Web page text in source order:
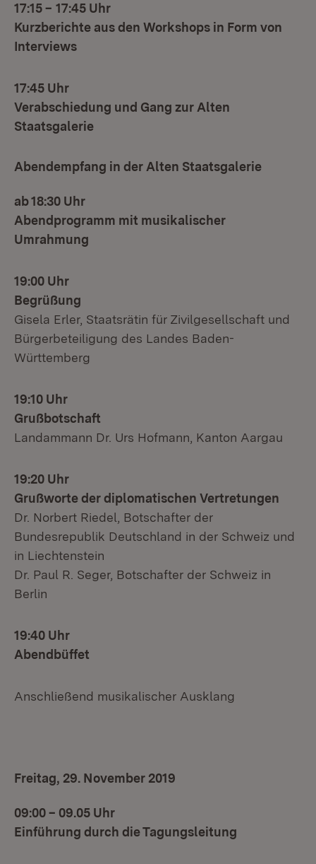
17:15– 17:45 Uhr
Kurzberichte aus den Workshops in Form von
Interviews
17:45 Uhr
Verabschiedung und Gang zur Alten
Staatsgalerie
Abendempfang in der Alten Staatsgalerie
ab 18:30 Uhr
Abendprogramm mit musikalischer
Umrahmung
19:00 Uhr
Begrüßung
Gisela Erler, Staatsrätin für Zivilgesellschaft und
Bürgerbeteiligung des Landes Baden-
Württemberg
19:10 Uhr
Grußbotschaft
Landammann Dr. Urs Hofmann, Kanton Aargau
19:20 Uhr
Grußworte der diplomatischen Vertretungen
Dr. Norbert Riedel, Botschafter der
Bundesrepublik Deutschland in der Schweiz und
in Liechtenstein
Dr. Paul R. Seger, Botschafter der Schweiz in
Berlin
19:40 Uhr
Abendbüffet
Anschließend musikalischer Ausklang
Freitag, 29. November 2019
09:00 – 09.05 Uhr
Einführung durch die Tagungsleitung